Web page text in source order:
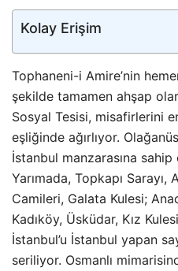
Kolay Erişim
Tophaneni-i Amire’nin
şekilde tamamen ahşap
Sosyal Tesisi, misafirlerini
eşliğinde ağırlıyor.
İstanbul manzarasına
Yarımada, Topkapı
Camileri, Galata Kulesi;
Kadıköy, Üsküdar, Kız
İstanbul’u İstanbul yapan
seriliyor. Osmanlı